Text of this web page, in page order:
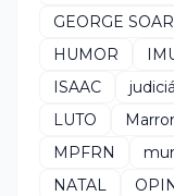
GEORGE
HUMOR
ISAAC
LUTO
MPFRN
NATAL